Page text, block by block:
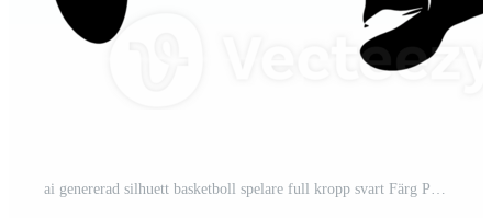
ai genererad silhuett basketboll spelare full kropp svart Färg Pro PNG